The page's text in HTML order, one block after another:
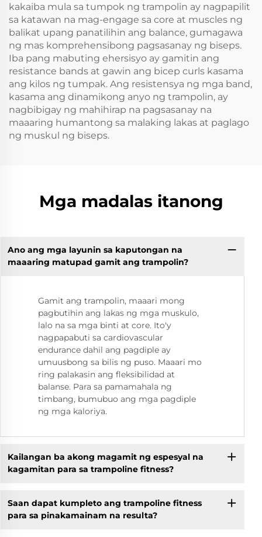
kakaiba mula sa tumpok ng trampolin ay nagpapilit
sa katawan na mag-engage sa core at muscles ng
balikat upang panatilihin ang balance, gumagawa
ng mas komprehensibong pagsasanay ng biseps.
Iba pang mabuting ehersisyo ay gamitin ang
resistance bands at gawin ang bicep curls kasama
ang kilos ng tumpak. Ang resistensya ng mga band,
kasama ang dinamikong anyo ng trampolin, ay
nagbibigay ng mahihirap na pagsasanay na
maaaring humantong sa malaking lakas at paglago
ng muskul ng biseps.
Mga madalas itanong
Ano ang mga layunin sa kaputongan na
maaaring matupad gamit ang trampolin?
Gamit ang trampolin, maaari mong
pagbutihin ang lakas ng mga muskulo,
lalo na sa mga binti at core. Ito'y
nagpapabuti sa cardiovascular
endurance dahil ang pagdiple ay
umuusbong sa bilis ng puso. Maaari mo
ring palakasin ang fleksibilidad at
balanse. Para sa pamamahala ng
timbang, bumubuo ang mga pagdiple
ng mga kaloriya.
Kailangan ba akong magamit ng espesyal na
kagamitan para sa trampoline fitness?
Saan dapat kumpleto ang trampoline fitness
para sa pinakamainam na resulta?